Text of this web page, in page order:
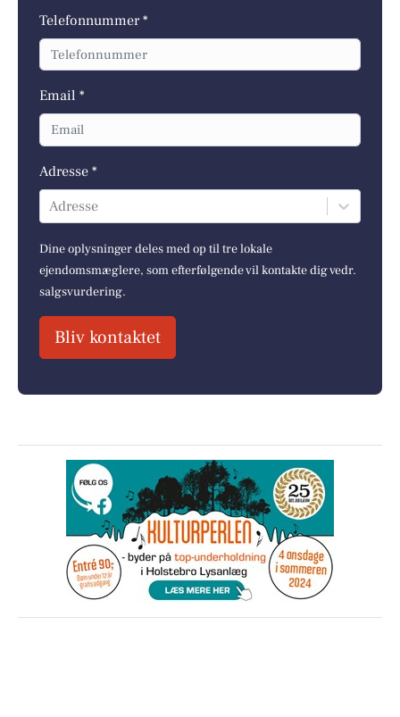
Telefonnummer *
Email *
Adresse *
Adresse
Dine oplysninger deles med op til tre lokale
ejendomsmæglere, som efterfølgende vil kontakte dig vedr.
salgsvurdering.
Bliv kontaktet